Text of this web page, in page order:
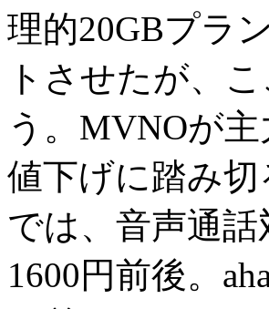
理的20GBプラ
トさせたが、
う。MVNOが
値下げに踏み
では、音声通
1600円前後。